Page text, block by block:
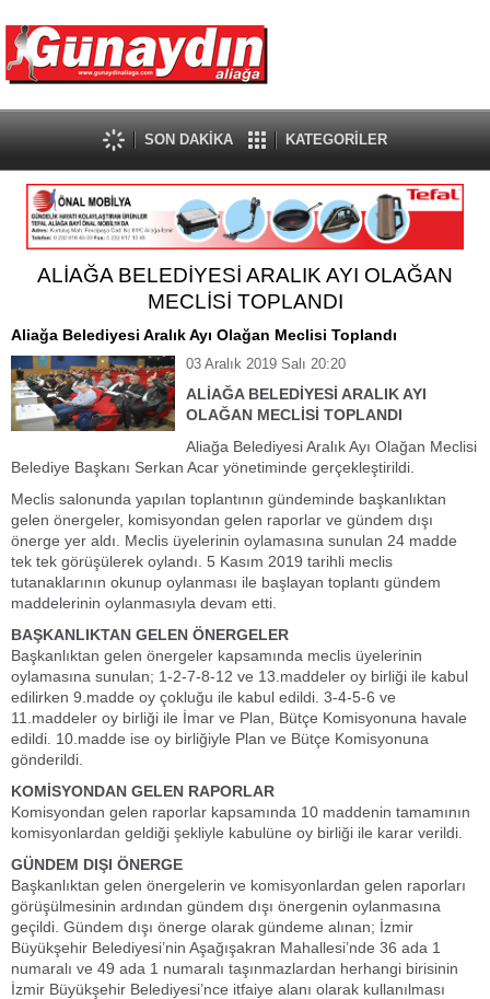
SON DAKİKA KATEGORİLER
ALİAĞA BELEDİYESİ ARALIK AYI OLAĞAN
MECLİSİ TOPLANDI
Aliağa Belediyesi Aralık Ayı Olağan Meclisi Toplandı
03 Aralık 2019 Salı 20:20
ALİAĞA BELEDİYESİ ARALIK AYI
OLAĞAN MECLİSİ TOPLANDI
Aliağa Belediyesi Aralık Ayı Olağan Meclisi
Belediye Başkanı Serkan Acar yönetiminde gerçekleştirildi.
Meclis salonunda yapılan toplantının gündeminde başkanlıktan
gelen önergeler, komisyondan gelen raporlar ve gündem dışı
önerge yer aldı. Meclis üyelerinin oylamasına sunulan 24 madde
tek tek görüşülerek oylandı. 5 Kasım 2019 tarihli meclis
tutanaklarının okunup oylanması ile başlayan toplantı gündem
maddelerinin oylanmasıyla devam etti.
BAŞKANLIKTAN GELEN ÖNERGELER
Başkanlıktan gelen önergeler kapsamında meclis üyelerinin
oylamasına sunulan; 1-2-7-8-12 ve 13.maddeler oy birliği ile kabul
edilirken 9.madde oy çokluğu ile kabul edildi. 3-4-5-6 ve
11.maddeler oy birliği ile İmar ve Plan, Bütçe Komisyonuna havale
edildi. 10.madde ise oy birliğiyle Plan ve Bütçe Komisyonuna
gönderildi.
KOMİSYONDAN GELEN RAPORLAR
Komisyondan gelen raporlar kapsamında 10 maddenin tamamının
komisyonlardan geldiği şekliyle kabulüne oy birliği ile karar verildi.
GÜNDEM DIŞI ÖNERGE
Başkanlıktan gelen önergelerin ve komisyonlardan gelen raporları
görüşülmesinin ardından gündem dışı önergenin oylanmasına
geçildi. Gündem dışı önerge olarak gündeme alınan; İzmir
Büyükşehir Belediyesi’nin Aşağışakran Mahallesi’nde 36 ada 1
numaralı ve 49 ada 1 numaralı taşınmazlardan herhangi birisinin
İzmir Büyükşehir Belediyesi’nce itfaiye alanı olarak kullanılması